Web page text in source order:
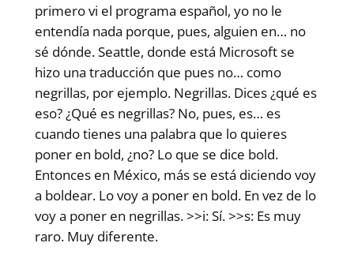
primero vi el programa español, yo no le
entendía nada porque, pues, alguien en… no
sé dónde. Seattle, donde está Microsoft se
hizo una traducción que pues no… como
negrillas, por ejemplo. Negrillas. Dices ¿qué es
eso? ¿Qué es negrillas? No, pues, es… es
cuando tienes una palabra que lo quieres
poner en bold, ¿no? Lo que se dice bold.
Entonces en México, más se está diciendo voy
a boldear. Lo voy a poner en bold. En vez de lo
voy a poner en negrillas. >>i: Sí. >>s: Es muy
raro. Muy diferente.